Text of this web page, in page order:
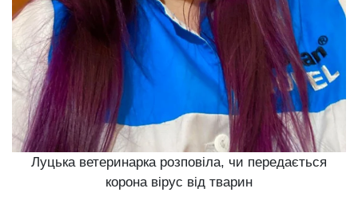
Луцька ветеринарка розповіла, чи передається
корона вірус від тварин